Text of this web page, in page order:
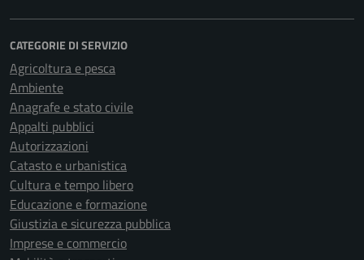
CATEGORIE DI SERVIZIO
Agricoltura e pesca
Ambiente
Anagrafe e stato civile
Appalti pubblici
Autorizzazioni
Catasto e urbanistica
Cultura e tempo libero
Educazione e formazione
Giustizia e sicurezza pubblica
Imprese e commercio